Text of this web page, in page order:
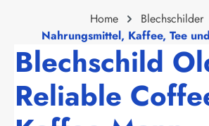
Home
Blechschilder
Nahrungsmittel, Kaffee, Tee
Blechschild
Reliable